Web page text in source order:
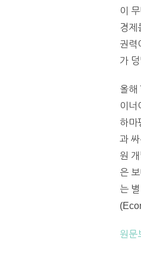
이
경제
권력
가
올해
이너
하마
과
원
은
는
원문